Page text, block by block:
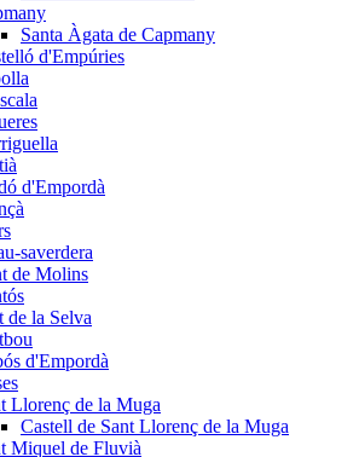
Santa Àgata de Capmany
d'Empúries
d'Empordà
saverdera
de Molins
de la Selva
d'Empordà
Llorenç de la Muga
Castell de Sant Llorenç de la Muga
Miquel de Fluvià